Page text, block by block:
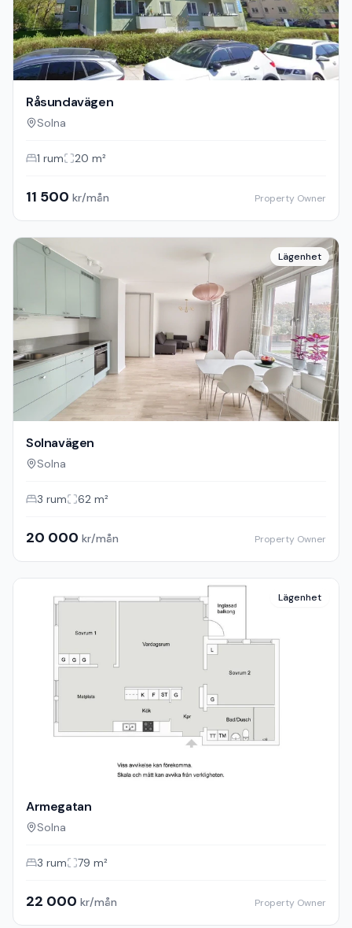
Råsundavägen
Solna
1 rum 20 m²
11 500 kr/mån Property Owner
Lägenhet
Solnavägen
Solna
3 rum 62 m²
20 000 kr/mån Property Owner
Lägenhet
Armegatan
Solna
3 rum 79 m²
22 000 kr/mån Property Owner